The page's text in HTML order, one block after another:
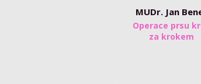
MUDr. Jan
Operace prsu
za krokem